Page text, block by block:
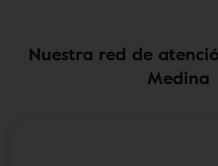
Nuestra red de
Medina